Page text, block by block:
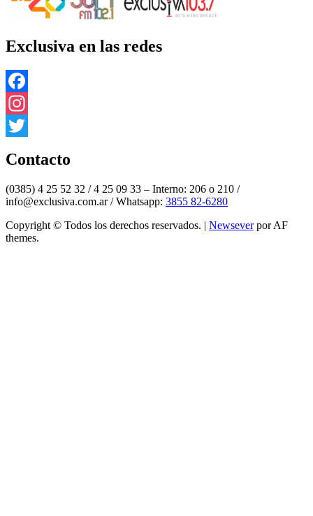
Exclusiva en las redes
Facebook
Instagram
Contacto
(0385) 4 25 52 32 / 4 25 09 33 – Interno: 206 o 210 /
info@exclusiva.com.ar / Whatsapp: 3855 82-6280
Copyright © Todos los derechos reservados. | Newseverpor AF
themes.